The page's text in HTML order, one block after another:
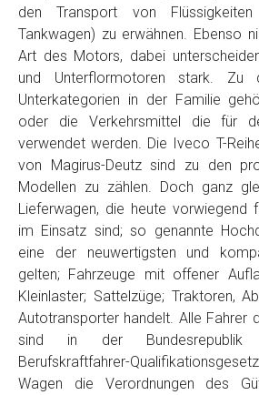
Email
PLZ und Ort
Foto Nr. 1
Foto Nr. 2
Foto Nr. 3
Sonstiges
den Transport von
Tankwagen) zu erwähnen. Ebenso
Art des Motors, dabei
und Unterflormotoren stark. Zu
Unterkategorien in der Familie
oder die Verkehrsmittel die für
verwendet werden. Die Iveco T-
von Magirus-Deutz sind zu den
Modellen zu zählen. Doch ganz
Lieferwagen, die heute vorwiegend
im Einsatz sind; so genannte
eine der neuwertigsten und
gelten; Fahrzeuge mit offener
Kleinlaster; Sattelzüge; Traktoren,
Autotransporter handelt. Alle Fahrer
sind in der Bundesrepublik
Berufskraftfahrer-
Wagen die Verordnungen des